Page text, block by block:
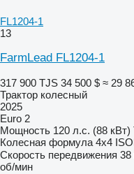
FL1204-1
13
FarmLead FL1204-1
317 900 TJS 34 500 $ ≈ 29
Трактор колесный
2025
Euro 2
Мощность 120 л.с. (88 кВт)
Колесная формула 4x4
Скорость передвижения 38
об/мин